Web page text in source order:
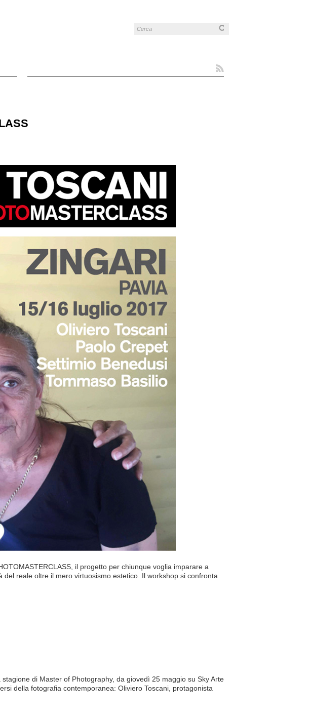
il progetto per chiunque voglia imparare a
reale oltre il mero virtuosismo estetico. Il workshop si confronta
di Master of Photography, da giovedì 25 maggio su Sky Arte
della fotografia contemporanea: Oliviero Toscani, protagonista